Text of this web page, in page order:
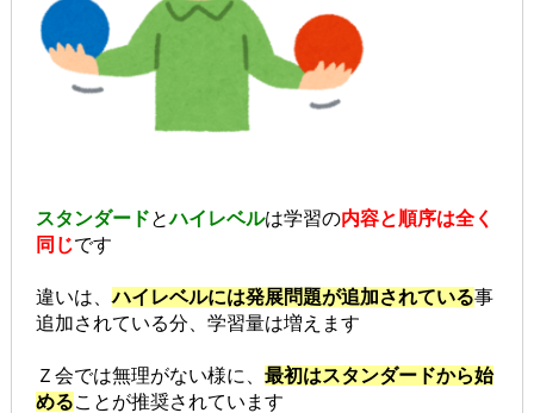
スタンダードとハイレベルは学習の内容と順序は全く
同じです
違いは、ハイレベルには発展問題が追加されている事
追加されている分、学習量は増えます
Ｚ会では無理がない様に、 最初はスタンダードから始
めることが推奨されています